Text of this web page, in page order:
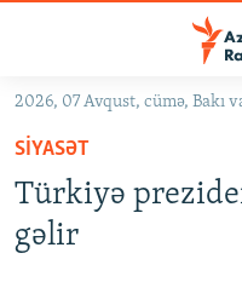
Əsas
qayıt
Əsas
naviqasiyaya
qayıt
GÜNDƏM
#İZAHLA
KORRUPSIOMETR
#ƏSLINDƏ
2026, 07 Avqust, cümə, Bakı
SIYASƏT
Türkiyə
gəlir